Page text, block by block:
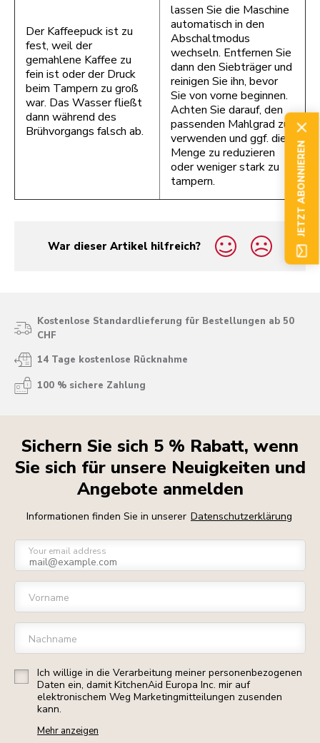
Der Kaffeepuck ist zu
fest, weil der
gemahlene Kaffee zu
fein ist oder der Druck
beim Tampern zu groß
war. Das Wasser fließt
dann während des
Brühvorgangs falsch ab.
lassen Sie die Maschine
automatisch in den
Abschaltmodus
wechseln. Entfernen Sie
dann den Siebträger und
reinigen Sie ihn, bevor
Sie von vorne beginnen.
Achten Sie darauf, den
passenden Mahlgrad zu
verwenden und ggf. die
Menge zu reduzieren
oder weniger stark zu
tampern.
War dieser Artikel hilfreich?
yes
no
Kostenlose Standardlieferung für Bestellungen ab 50
CHF
14 Tage kostenlose Rücknahme
100 % sichere Zahlung
Sichern Sie sich 5 % Rabatt, wenn
Sie sich für unsere Neuigkeiten und
Angebote anmelden
Informationen finden Sie in unserer Datenschutzerklärung
Your email address
Vorname
Nachname
Ich willige in die Verarbeitung meiner personenbezogenen
Daten ein, damit KitchenAid Europa Inc. mir auf
elektronischem Weg Marketingmitteilungen zusenden
kann.
Mehr anzeigen
JETZT ABONNIEREN